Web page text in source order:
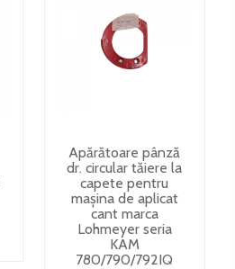
Apărătoare pânză
dr. circular tăiere la
capete pentru
mașina de aplicat
cant marca
Lohmeyer seria
KAM
780/790/792IQ